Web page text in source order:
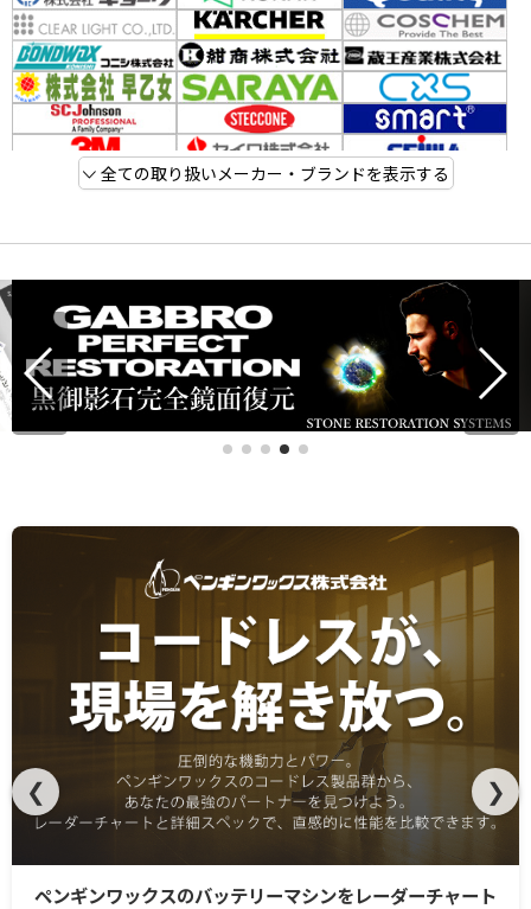
全ての取り扱いメーカー・ブランドを表示する
ペンギンワックスのバッテリーマシンをレーダーチャート
❮ ❯